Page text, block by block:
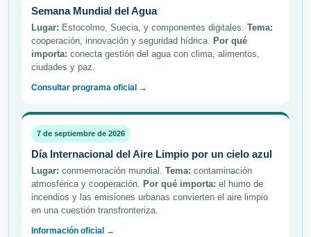
Semana Mundial del Agua
Lugar: Estocolmo, Suecia, y componentes digitales. Tema:
cooperación, innovación y seguridad hídrica. Por qué
importa: conecta gestión del agua con clima, alimentos,
ciudades y paz.
Consultar programa oficial →
7 de septiembre de 2026
Día Internacional del Aire Limpio por un cielo azul
Lugar: conmemoración mundial. Tema: contaminación
atmosférica y cooperación. Por qué importa: el humo de
incendios y las emisiones urbanas convierten el aire limpio
en una cuestión transfronteriza.
Información oficial →